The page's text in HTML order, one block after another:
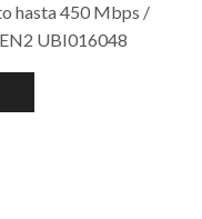
hasta 450 Mbps /
UBI016048